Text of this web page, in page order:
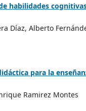
habilidades
Díaz, Alberto
para la
Ramirez Montes